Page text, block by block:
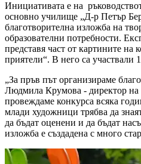
Инициативата е на
основно училище „Д-р Петър
благотворителна изложба на
образователни потребности.
представя част от картините
приятели“. В него са участвали
„За пръв път организираме
Людмила Крумова - директор на
провеждаме конкурса всяка
млади художници трябва да
да бъдат оценени и да бъдат
изложба е създадена с много